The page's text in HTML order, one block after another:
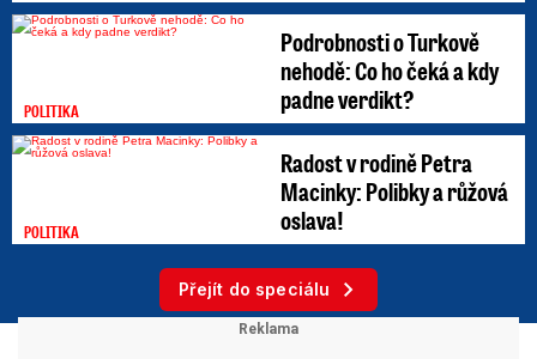
POLITIKA
Podrobnosti o Turkově
nehodě: Co ho čeká a kdy
padne verdikt?
POLITIKA
Radost v rodině Petra
Macinky: Polibky a růžová
oslava!
Přejít do speciálu